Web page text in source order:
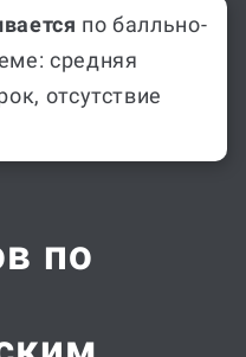
по балльно-
средняя
отсутствие
по